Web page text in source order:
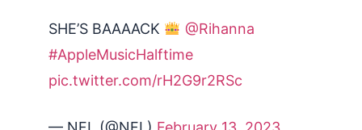
SHE’S BAAAACK
@Rihanna
#AppleMusicHalftime
pic.twitter.com/rH2G9r2RSc